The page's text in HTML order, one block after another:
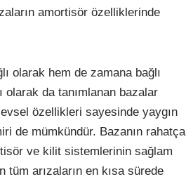
amortisör özelliklerinde
olarak hem de zamana bağlı
olarak da tanımlanan bazalar
özellikleri sayesinde yaygın
de mümkündür. Bazanın rahatça
ve kilit sistemlerinin sağlam
tüm arızaların en kısa sürede